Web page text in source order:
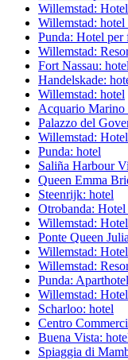
Willemstad:
Willemstad: hotel
Punda: Hotel per
Willemstad:
Fort Nassau:
Handelskade:
Willemstad: hotel
Acquario Marino
Palazzo del
Willemstad:
Punda: hotel
Saliña Harbour
Queen Emma
Steenrijk: hotel
Otrobanda:
Willemstad:
Ponte Queen
Willemstad:
Willemstad:
Punda: Aparthotel
Willemstad:
Scharloo: hotel
Centro
Buena Vista:
Spiaggia di